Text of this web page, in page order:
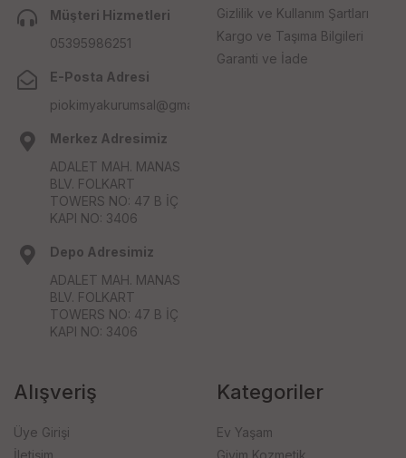
Müşteri Hizmetleri
05395986251
E-Posta Adresi
piokimyakurumsal@gmail.com
Merkez Adresimiz
ADALET MAH. MANAS
BLV. FOLKART
TOWERS NO: 47 B İÇ
KAPI NO: 3406
Depo Adresimiz
ADALET MAH. MANAS
BLV. FOLKART
TOWERS NO: 47 B İÇ
KAPI NO: 3406
Gizlilik ve Kullanım Şartları
Kargo ve Taşıma Bilgileri
Garanti ve İade
Alışveriş
Üye Girişi
Kategoriler
Ev Yaşam